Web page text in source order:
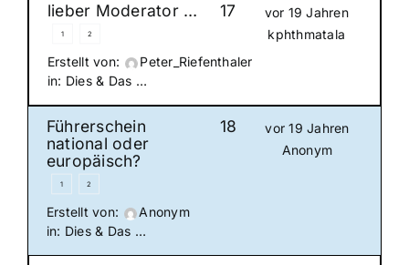
lieber Moderator …
1 2
Erstellt von:
Peter_Riefenthaler
in: Dies & Das …
17
vor 19 Jahren
kphthmatala
Führerschein
national oder
europäisch?
1 2
Erstellt von:
Anonym
in: Dies & Das …
18
vor 19 Jahren
Anonym